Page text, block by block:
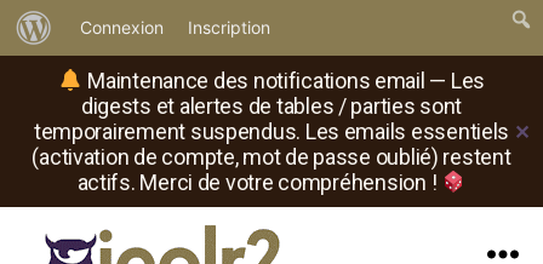
Maintenance des notifications email — Les
digests et alertes de tables / parties sont
temporairement suspendus. Les emails essentiels
(activation de compte, mot de passe oublié) restent
actifs. Merci de votre compréhension !
✕
propos
de
WordPress
Connexion Inscription